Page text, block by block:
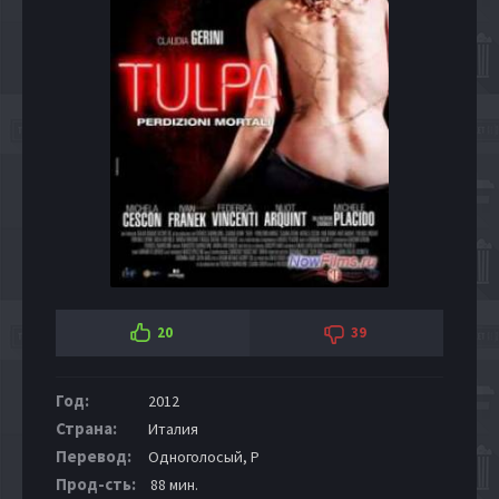
20 39
Год: 2012
Страна: Италия
Перевод: Одноголосый, P
Прод-сть: 88 мин.